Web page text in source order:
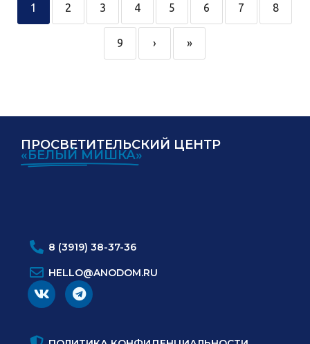
1 2 3 4 5 6 7 8
9 › »
ПРОСВЕТИТЕЛЬСКИЙ ЦЕНТР
«БЕЛЫЙ МИШКА»
8 (3919) 38-37-36
HELLO@ANODOM.RU